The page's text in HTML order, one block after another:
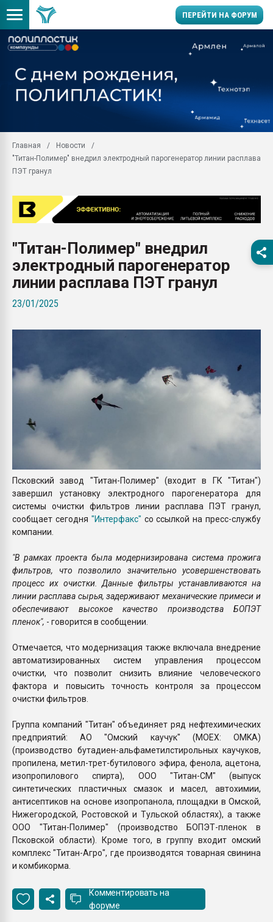
ПЕРЕЙТИ НА ФОРУМ
Вакуум-формовочные
28.07.2026
Всё, что касается
бутылок
вакуумного
Продам отходы
поликарбоната и АБС-
Armaloy PC/ABS-1IM
Главная
Новости
"Титан-Полимер" внедрил электродный парогенератор линии расплава
ПЭТ гранул
"Титан-Полимер" внедрил
электродный парогенератор
линии расплава ПЭТ гранул
23/01/2025
Псковский завод "Титан-Полимер" (входит в ГК "Титан")
завершил установку электродного парогенератора для
системы очистки фильтров линии расплава ПЭТ гранул,
сообщает сегодня "Интерфакс" со ссылкой на пресс-службу
компании.
"В рамках проекта была модернизирована система прожига
фильтров, что позволило значительно усовершенствовать
процесс их очистки. Данные фильтры устанавливаются на
линии расплава сырья, задерживают механические примеси и
обеспечивают высокое качество производства БОПЭТ
пленок", - говорится в сообщении.
Отмечается, что модернизация также включала внедрение
автоматизированных систем управления процессом
очистки, что позволит снизить влияние человеческого
фактора и повысить точность контроля за процессом
очистки фильтров.
Группа компаний "Титан" объединяет ряд нефтехимических
предприятий: АО "Омский каучук" (MOEX: OMKA)
(производство бутадиен-альфаметилстирольных каучуков,
пропилена, метил-трет-бутилового эфира, фенола, ацетона,
изопропилового спирта), ООО "Титан-СМ" (выпуск
синтетических пластичных смазок и масел, автохимии,
антисептиков на основе изопропанола, площадки в Омской,
Нижегородской, Ростовской и Тульской областях), а также
ООО "Титан-Полимер" (производство БОПЭТ-пленок в
Псковской области). Кроме того, в группу входит омский
комплекс "Титан-Агро", где производятся товарная свинина
и комбикорма.
Комментировать на
форуме